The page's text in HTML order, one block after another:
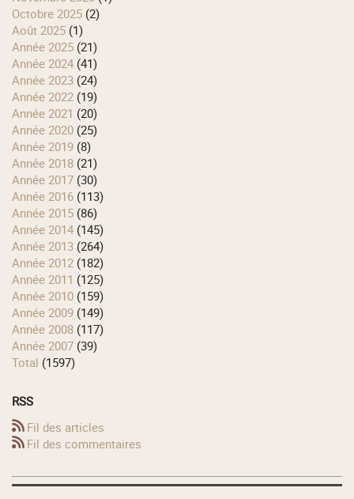
octobre 2025 (2)
août 2025 (1)
année 2025 (21)
année 2024 (41)
année 2023 (24)
année 2022 (19)
année 2021 (20)
année 2020 (25)
année 2019 (8)
année 2018 (21)
année 2017 (30)
année 2016 (113)
année 2015 (86)
année 2014 (145)
année 2013 (264)
année 2012 (182)
année 2011 (125)
année 2010 (159)
année 2009 (149)
année 2008 (117)
année 2007 (39)
total (1597)
RSS
Fil des articles
Fil des commentaires